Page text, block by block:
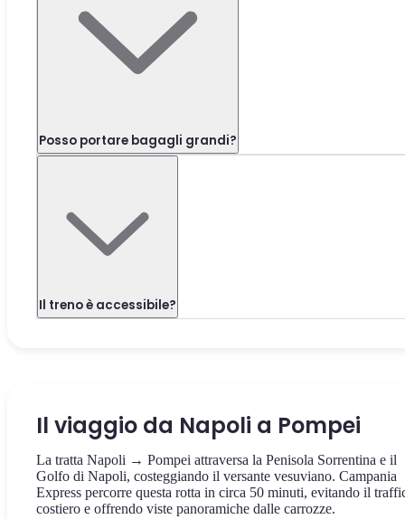
Posso portare bagagli grandi?
Il treno è accessibile?
Il viaggio da Napoli a Pompei
La tratta Napoli → Pompei attraversa la Penisola Sorrentina e il
Golfo di Napoli, costeggiando il versante vesuviano. Campania
Express percorre questa rotta in circa 50 minuti, evitando il
costiero e offrendo viste panoramiche dalle carrozze.